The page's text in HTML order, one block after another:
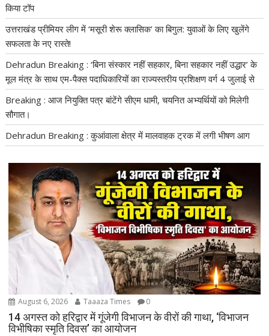
किया टॉप
उत्तराखंड प्रीमियर लीग में ‘मसूरी शेरू क्लासिक’ का बिगुल: युवाओं के लिए खुलेंगे
सफलता के नए रास्ते!
Dehradun Breaking : ‘बिना संस्कार नहीं सहकार, बिना सहकार नहीं उद्धार’ के
मूल मंत्र के साथ एम-पैक्स पदाधिकारियों का राज्यस्तरीय प्रशिक्षण वर्ग 4 जुलाई से
Breaking : आज नियुक्ति पत्र बांटेंगे सीएम धामी, चयनित अभ्यर्थियों को मिलेगी
सौगात।
Dehradun Breaking : कुआंवाला क्षेत्र में मालवाहक ट्रक में लगी भीषण आग
August 6, 2026 Taaaza Times 0
14 अगस्त को हरिद्वार में गूंजेगी विभाजन के वीरों की गाथा, ‘विभाजन
विभीषिका स्मृति दिवस’ का आयोजन